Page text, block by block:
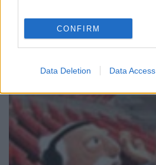
CONFIRM
Data Deletion Data Access